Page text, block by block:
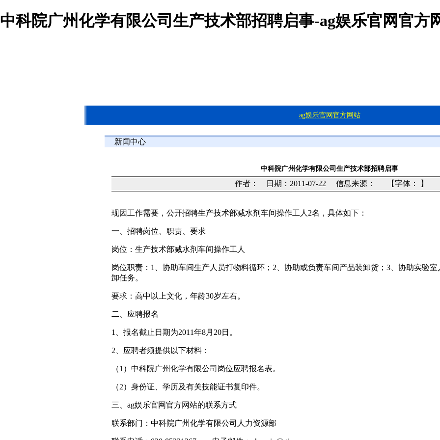
中科院广州化学有限公司生产技术部招聘启事-ag娱乐官网官方
ag娱乐官网官方网站
新闻中心
中科院广州化学有限公司生产技术部招聘启事
作者： 日期：2011-07-22 信息来源： 【字体： 】
现因工作需要，公开招聘生产技术部减水剂车间操作工人2名，具体如下：
一、招聘岗位、职责、要求
岗位：生产技术部减水剂车间操作工人
岗位职责：1、协助车间生产人员打物料循环；2、协助或负责车间产品装卸货；3、协助实验
卸任务。
要求：高中以上文化，年龄30岁左右。
二、应聘报名
1、报名截止日期为2011年8月20日。
2、应聘者须提供以下材料：
（1）中科院广州化学有限公司岗位应聘报名表。
（2）身份证、学历及有关技能证书复印件。
三、ag娱乐官网官方网站的联系方式
联系部门：中科院广州化学有限公司人力资源部